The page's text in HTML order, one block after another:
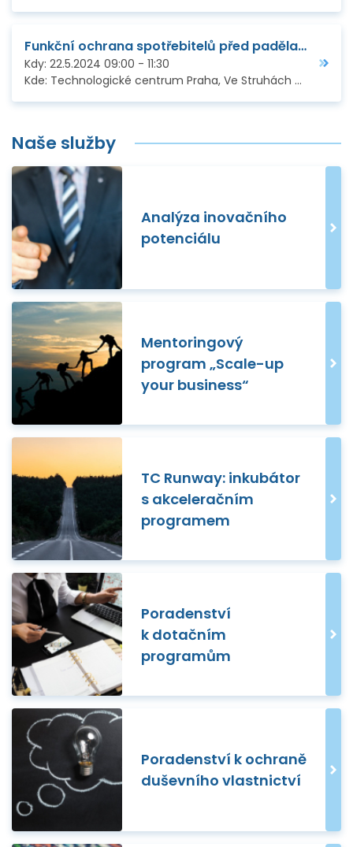
Funkční ochrana spotřebitelů před padělanými výrobky
Kdy: 22.5.2024 09:00 - 11:30
Kde: Technologické centrum Praha, Ve Struhách 27, Praha 6 / ONLINE
Naše služby
Analýza inovačního
potenciálu
Mentoringový
program „Scale-up
your business“
TC Runway: inkubátor
s akceleračním
programem
Poradenství
k dotačním
programům
Poradenství k ochraně
duševního vlastnictví